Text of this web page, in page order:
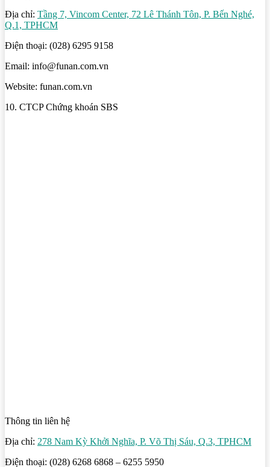
Địa chỉ: Tầng 7, Vincom Center, 72 Lê Thánh Tôn, P. Bến Nghé,
Q.1, TPHCM
Điện thoại: (028) 6295 9158
Email: info@funan.com.vn
Website: funan.com.vn
10. CTCP Chứng khoán SBS
Thông tin liên hệ
Địa chỉ: 278 Nam Kỳ Khởi Nghĩa, P. Võ Thị Sáu, Q.3, TPHCM
Điện thoại: (028) 6268 6868 – 6255 5950